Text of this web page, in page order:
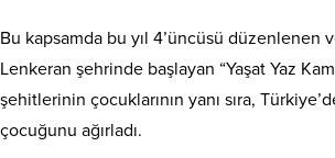
Bu kapsamda bu yıl 4’üncüsü düzenlenen
Lenkeran şehrinde başlayan “Yaşat Yaz
şehitlerinin çocuklarının yanı sıra,
çocuğunu ağırladı.